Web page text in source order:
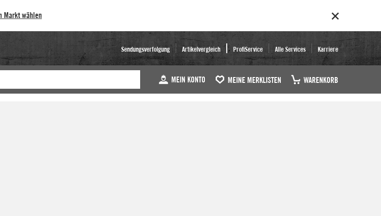
Markt wählen
Sendungsverfolgung Artikelvergleich ProfiService Alle Services Karriere
MEIN KONTO MEINE MERKLISTEN WARENKORB